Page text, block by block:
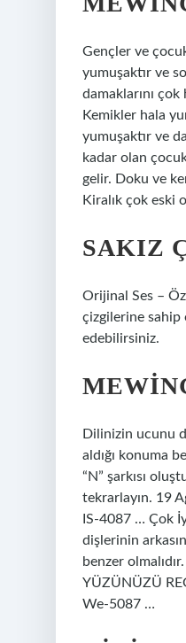
Gençler ve
yumuşaktır ve
damaklarını
Kemikler hala
yumuşaktır ve
kadar olan
gelir. Doku ve
Kiralık çok eski
SAKIZ
Orijinal Ses –
çizgilerine sahip
edebilirsiniz.
Dilinizin ucunu
aldığı konuma
“N” şarkısı
tekrarlayın. 19
IS-4087 … Çok
dişlerinin
benzer
YÜZÜNÜZÜ
We-5087 …